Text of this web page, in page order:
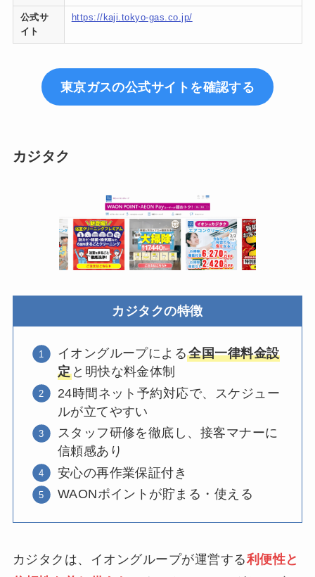
公式サ
イト
https://kaji.tokyo-gas.co.jp/
東京ガスの公式サイトを確認する
カジタク
カジタクの特徴
イオングループによる全国一律料金設
定 と明快な料金体制
24時間ネット予約対応で、スケジュー
ルが立てやすい
スタッフ研修を徹底し、接客マナーに
信頼感あり
安心の再作業保証付き
WAONポイントが貯まる・使える
カジタクは、イオングループが運営する利便性と